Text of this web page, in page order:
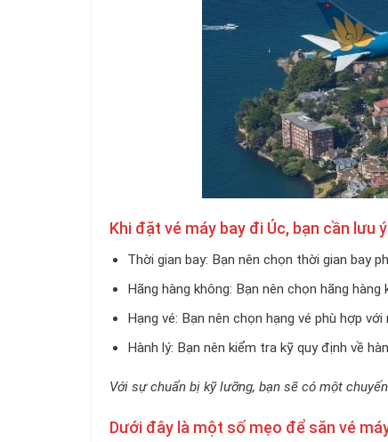
Khi đặt vé máy bay đi Úc, bạn cần lưu
Thời gian bay: Bạn nên chọn thời gian bay
Hãng hàng không: Bạn nên chọn hãng
Hạng vé: Bạn nên chọn hạng vé phù hợp với
Hành lý: Bạn nên kiểm tra kỹ quy định về
Với sự chuẩn bị kỹ lưỡng, bạn sẽ có một
Dưới đây là một số mẹo để săn vé